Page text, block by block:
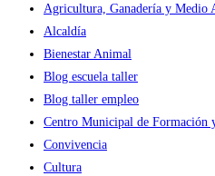
Agricultura, Ganadería y Medio
Alcaldía
Bienestar Animal
Blog escuela taller
Blog taller empleo
Centro Municipal de Formación
Convivencia
Cultura